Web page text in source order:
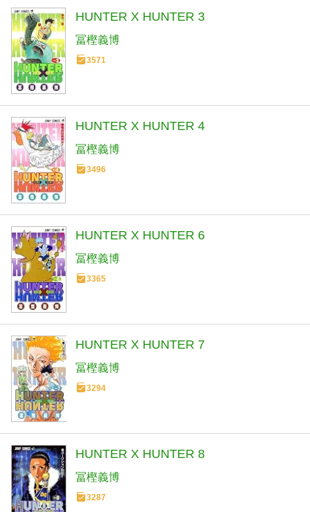
HUNTER X HUNTER 3
冨樫義博
3571
HUNTER X HUNTER 4
冨樫義博
3496
HUNTER X HUNTER 6
冨樫義博
3365
HUNTER X HUNTER 7
冨樫義博
3294
HUNTER X HUNTER 8
冨樫義博
3287